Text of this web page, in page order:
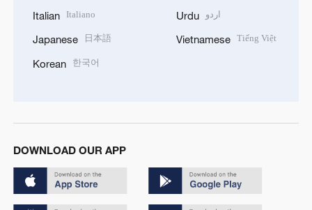
Italian Italiano
Japanese 日本語
Korean 한국어
Urdu اردو
Vietnamese Tiếng Việt
DOWNLOAD OUR APP